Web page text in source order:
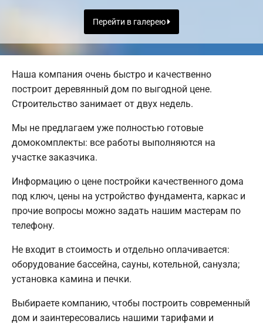
Перейти в галерею
Наша компания очень быстро и качественно
построит деревянный дом по выгодной цене.
Строительство занимает от двух недель.
Мы не предлагаем уже полностью готовые
домокомплекты: все работы выполняются на
участке заказчика.
Информацию о цене постройки качественного дома
под ключ, цены на устройство фундамента, каркас и
прочие вопросы можно задать нашим мастерам по
телефону.
Не входит в стоимость и отдельно оплачивается:
оборудование бассейна, сауны, котельной, санузла;
установка камина и печки.
Выбираете компанию, чтобы построить современный
дом и заинтересовались нашими тарифами и